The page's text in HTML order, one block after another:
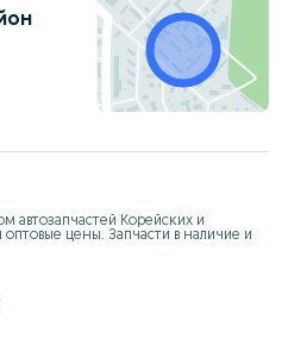
автозапчастей Корейских и
оптовые цены. Запчасти в наличие и